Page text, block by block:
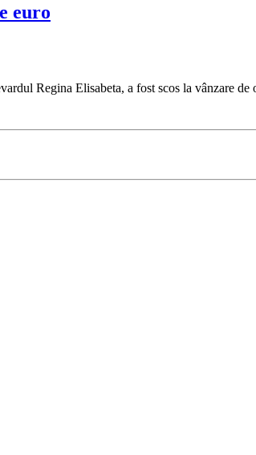
euro
Regina Elisabeta, a fost scos la vânzare